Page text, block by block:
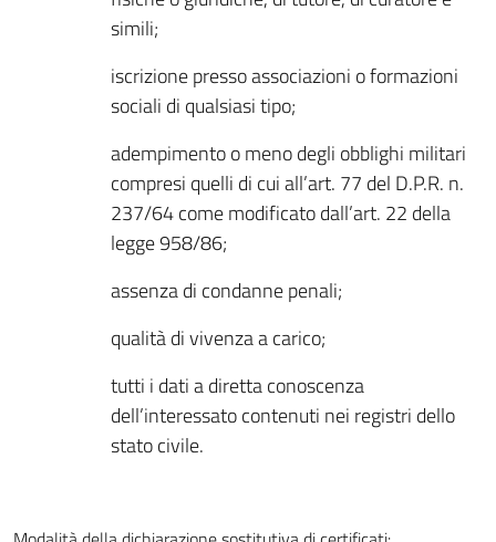
simili;
iscrizione presso associazioni o formazioni
sociali di qualsiasi tipo;
adempimento o meno degli obblighi militari
compresi quelli di cui all’art. 77 del D.P.R. n.
237/64 come modificato dall’art. 22 della
legge 958/86;
assenza di condanne penali;
qualità di vivenza a carico;
tutti i dati a diretta conoscenza
dell’interessato contenuti nei registri dello
stato civile.